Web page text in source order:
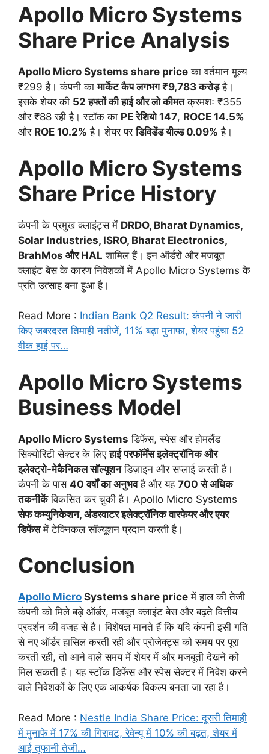
Apollo Micro Systems
Share Price Analysis
Apollo Micro Systems share price का वर्तमान मूल्य
₹299 है। कंपनी कामार्केट कैप लगभग ₹9,783 करोड़है।
इसके शेयर की 52 हफ्तों की हाई और लो कीमतक्रमशः ₹355
और ₹88 रही है। स्टॉक का PE रेशियो 147, ROCE 14.5%
और ROE 10.2% है। शेयर परडिविडेंड यील्ड 0.09% है।
Apollo Micro Systems
Share Price History
कंपनी के प्रमुख क्लाइंट्स में DRDO, Bharat Dynamics,
Solar Industries, ISRO, Bharat Electronics,
BrahMos और HAL शामिल हैं। इन ऑर्डरों और मजबूत
क्लाइंट बेस के कारण निवेशकों में Apollo Micro Systems के
प्रति उत्साह बना हुआ है।
Read More : Indian Bank Q2 Result: कंपनी ने जारी
किए जबरदस्त तिमाही नतीजें, 11% बढ़ा मुनाफा, शेयर पहुंचा 52
वीक हाई पर…
Apollo Micro Systems
Business Model
Apollo Micro Systems डिफेंस, स्पेस और होमलैंड
सिक्योरिटी सेक्टर के लिएहाई परफॉर्मेंस इलेक्ट्रॉनिक और
इलेक्ट्रो-मेकैनिकल सॉल्यूशनडिज़ाइन और सप्लाई करती है।
कंपनी के पास 40 वर्षों का अनुभवहै और यह 700 से अधिक
तकनीकेंविकसित कर चुकी है। Apollo Micro Systems
सेफ कम्युनिकेशन, अंडरवाटर इलेक्ट्रॉनिक वारफेयर और एयर
डिफेंसमें टेक्निकल सॉल्यूशन प्रदान करती है।
Conclusion
Apollo Micro Systems share price में हाल की तेजी
कंपनी को मिले बड़े ऑर्डर, मजबूत क्लाइंट बेस और बढ़ते वित्तीय
प्रदर्शन की वजह से है। विशेषज्ञ मानते हैं कि यदि कंपनी इसी गति
से नए ऑर्डर हासिल करती रही और प्रोजेक्ट्स को समय पर पूरा
करती रही, तो आने वाले समय में शेयर में और मजबूती देखने को
मिल सकती है। यह स्टॉक डिफेंस और स्पेस सेक्टर में निवेश करने
वाले निवेशकों के लिए एक आकर्षक विकल्प बनता जा रहा है।
Read More : Nestle India Share Price: दूसरी तिमाही
में मुनाफे में 17% की गिरावट, रेवेन्यू में 10% की बढ़त, शेयर में
आई तूफानी तेजी…